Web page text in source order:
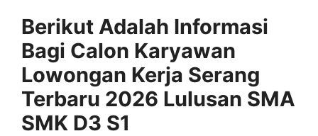
Berikut Adalah Informasi
Bagi Calon Karyawan
Lowongan Kerja Serang
Terbaru 2026 Lulusan SMA
SMK D3 S1